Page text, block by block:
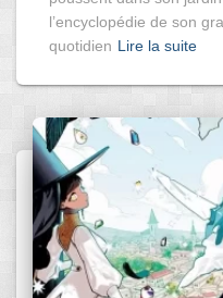
l’encyclopédie de son
quotidien Lire la suite